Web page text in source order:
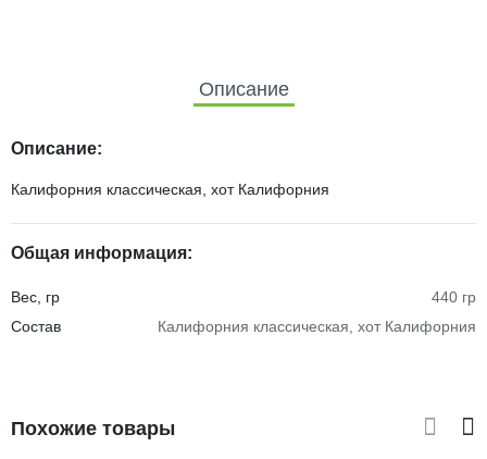
Описание
Описание:
Калифорния классическая, хот Калифорния
Общая информация:
Вес, гр
440 гр
Состав
Калифорния классическая, хот Калифорния
Похожие товары